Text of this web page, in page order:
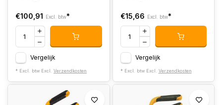
€100,91 Excl. btw*
Vergelijk
* Excl. btw Excl. Verzendkosten
€15,66 Excl. btw*
Vergelijk
* Excl. btw Excl. Verzendkosten